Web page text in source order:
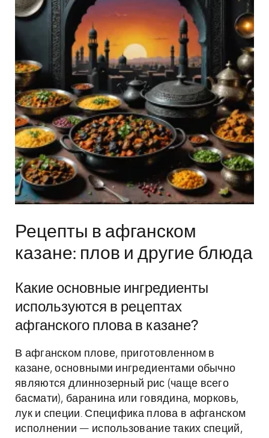
Рецепты в афганском
казане: плов и другие блюда
Какие основные ингредиенты
используются в рецептах
афганского плова в казане?
В афганском плове, приготовленном в
казане, основными ингредиентами обычно
являются длиннозерный рис (чаще всего
басмати), баранина или говядина, морковь,
лук и специи. Специфика плова в афганском
исполнении — использование таких специй,